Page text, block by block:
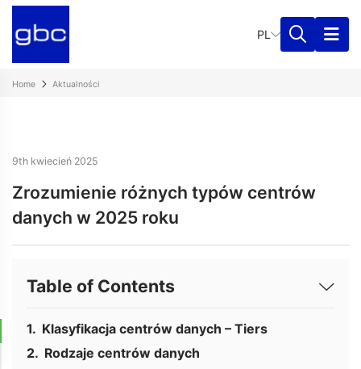
PL
Home Aktualności
9th kwiecień 2025
Zrozumienie różnych typów centrów
danych w 2025 roku
Table of Contents
Klasyfikacja centrów danych – Tiers
Rodzaje centrów danych